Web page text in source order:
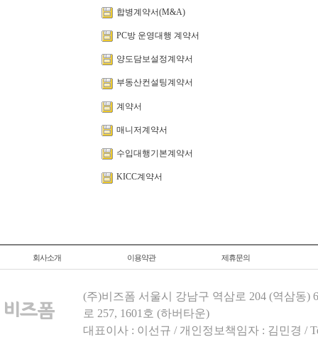
합병계약서(M&A)
PC방 운영대행 계약서
양도담보설정계약서
부동산컨설팅계약서
계약서
매니저계약서
수입대행기본계약서
KICC계약서
회사소개 이용약관 제휴문의
(주)비즈폼 서울시 강남구 역삼로 204 (역삼동)
로 257, 1601호 (하버타운)
대표이사 : 이선규 / 개인정보책임자 : 김민경 /